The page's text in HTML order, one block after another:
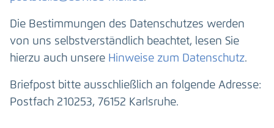
Die Bestimmungen des Datenschutzes werden
von uns selbstverständlich beachtet, lesen Sie
hierzu auch unsere Hinweise zum Datenschutz.
Briefpost bitte ausschließlich an folgende Adresse:
Postfach 210253, 76152 Karlsruhe.